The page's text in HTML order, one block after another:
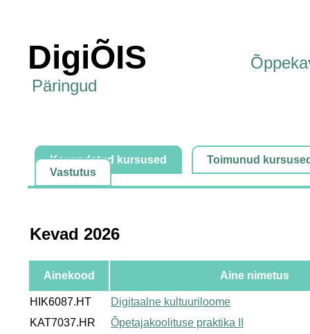
DigiÕIS
Päringud
Kavandatud kursused
Toimunud
Vastutus
Kevad 2026
Ainekood Aine nimetus
HIK6087.HT
Digitaalne kultuuriloome
KAT7037.HR
Õpetajakoolituse praktika II